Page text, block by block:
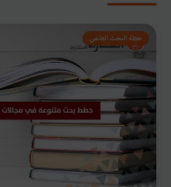
خطة البحث العلمي